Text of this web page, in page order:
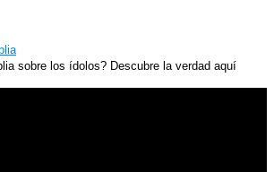
sobre los ídolos? Descubre la verdad aquí